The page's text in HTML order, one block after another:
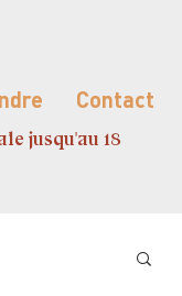
Contact
jusqu'au 18